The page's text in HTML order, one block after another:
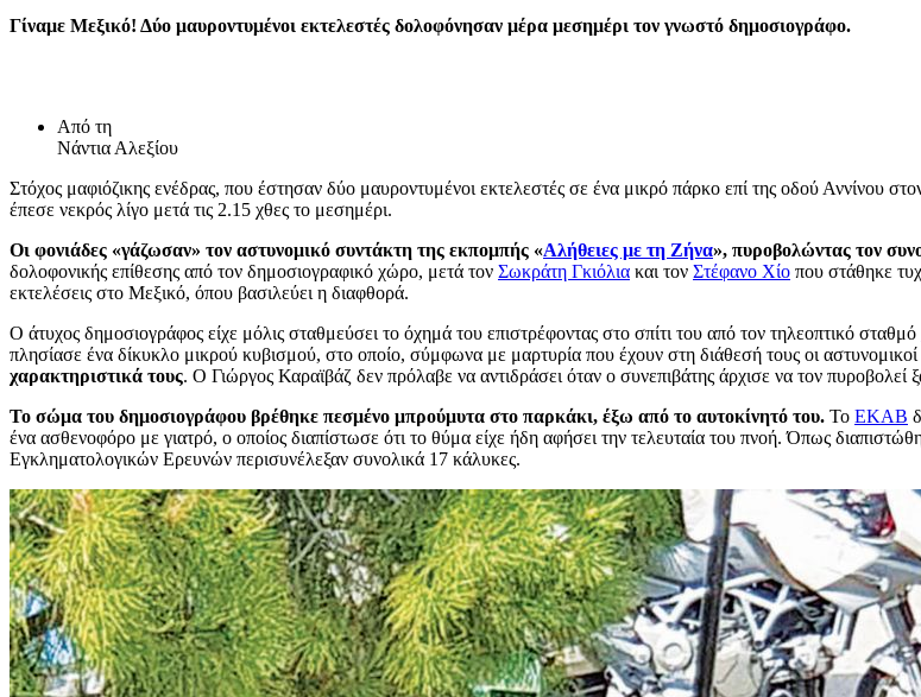
Γίναμε Μεξικό! Δύο μαυροντυμένοι εκτελεστές δολοφόνησαν μέρα μεσημέρι τον γνωστό δημοσιογράφο.
Από τη
Νάντια Αλεξίου
Στόχος μαφιόζικης ενέδρας, που έστησαν δύο μαυροντυμένοι εκτελεστές σε ένα μικρό πάρκο επί της οδού Αννίνου
έπεσε νεκρός λίγο μετά τις 2.15 χθες το μεσημέρι.
Οι φονιάδες «γάζωσαν» τον αστυνομικό συντάκτη της εκπομπής «Αλήθειες με τη Ζήνα», πυροβολώντας τον
δολοφονικής επίθεσης από τον δημοσιογραφικό χώρο, μετά τον Σωκράτη Γκιόλια και τον Στέφανο Χίο που στάθηκε
εκτελέσεις στο Μεξικό, όπου βασιλεύει η διαφθορά.
Ο άτυχος δημοσιογράφος είχε μόλις σταθμεύσει το όχημά του επιστρέφοντας στο σπίτι του από τον τηλεοπτικό σταθμό
πλησίασε ένα δίκυκλο μικρού κυβισμού, στο οποίο, σύμφωνα με μαρτυρία που έχουν στη διάθεσή τους οι
χαρακτηριστικά τους. Ο Γιώργος Καραϊβάζ δεν πρόλαβε να αντιδράσει όταν ο συνεπιβάτης άρχισε να τον πυροβολεί
Το σώμα του δημοσιογράφου βρέθηκε πεσμένο μπρούμυτα στο παρκάκι, έξω από το αυτοκίνητό του. Το ΕΚΑΒ
ένα ασθενοφόρο με γιατρό, ο οποίος διαπίστωσε ότι το θύμα είχε ήδη αφήσει την τελευταία του πνοή. Όπως
Εγκληματολογικών Ερευνών περισυνέλεξαν συνολικά 17 κάλυκες.